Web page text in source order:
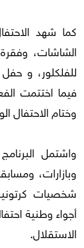
كما شهد
الشاشات،
للفلكلور، و
فيما اختتمت
وختام الاحتفال
واشتمل
وبازارات،
شخصيات
أجواء وطنية
الاستقلال.